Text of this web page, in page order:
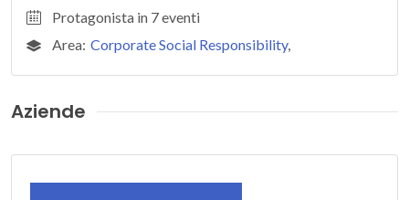
Protagonista in 7 eventi
Area: Corporate Social Responsibility,
Aziende